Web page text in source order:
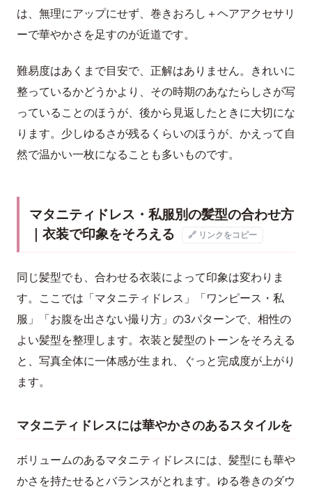
は、無理にアップにせず、巻きおろし＋ヘアアクセサリ
ーで華やかさを足すのが近道です。
難易度はあくまで目安で、正解はありません。きれいに
整っているかどうかより、その時期のあなたらしさが写
っていることのほうが、後から見返したときに大切にな
ります。少しゆるさが残るくらいのほうが、かえって自
然で温かい一枚になることも多いものです。
マタニティドレス・私服別の髪型の合わせ方
｜衣装で印象をそろえる
🔗 リンクをコピー
同じ髪型でも、合わせる衣装によって印象は変わりま
す。ここでは「マタニティドレス」「ワンピース・私
服」「お腹を出さない撮り方」の3パターンで、相性の
よい髪型を整理します。衣装と髪型のトーンをそろえる
と、写真全体に一体感が生まれ、ぐっと完成度が上がり
ます。
マタニティドレスには華やかさのあるスタイルを
ボリュームのあるマタニティドレスには、髪型にも華や
かさを持たせるとバランスがとれます。ゆる巻きのダウ